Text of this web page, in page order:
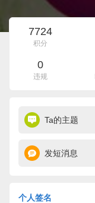
7724
积分
0
违规
Ta的主题
发短消息
个人签名